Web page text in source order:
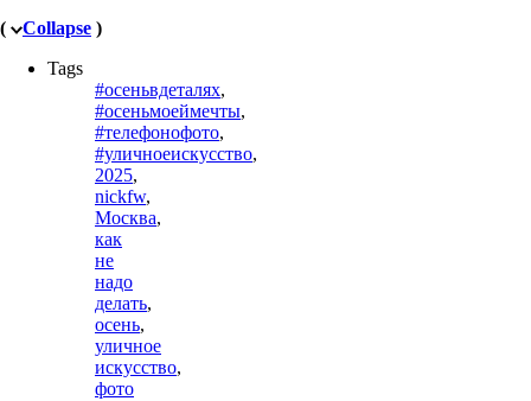
(
Collapse )
Tags
#осеньвдеталях,
#осеньмоеймечты,
#телефонофото,
#уличноеискусство,
2025,
nickfw,
Москва,
как
не
надо
делать,
осень,
уличное
искусство,
фото